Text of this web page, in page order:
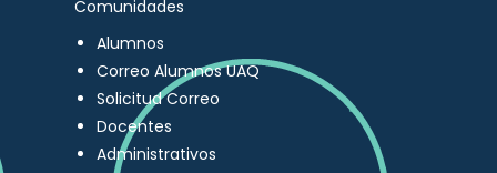
Comunidades
Alumnos
Correo Alumnos UAQ
Solicitud Correo
Docentes
Administrativos